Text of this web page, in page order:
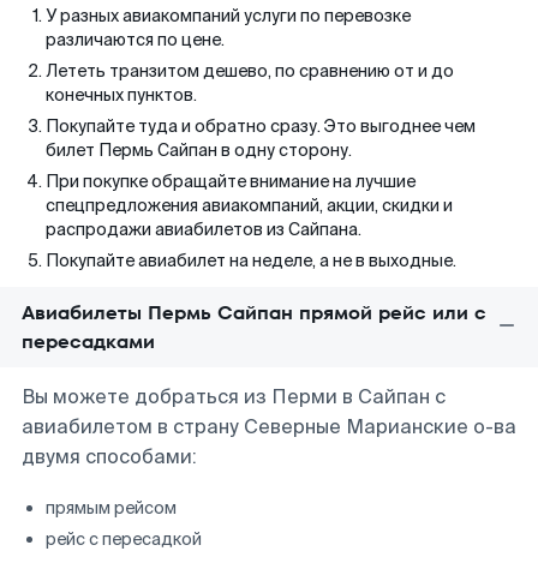
У разных авиакомпаний услуги по перевозке
различаются по цене.
Лететь транзитом дешево, по сравнению от и до
конечных пунктов.
Покупайте туда и обратно сразу. Это выгоднее чем
билет Пермь Сайпан в одну сторону.
При покупке обращайте внимание на лучшие
спецпредложения авиакомпаний, акции, скидки и
распродажи авиабилетов из Сайпана.
Покупайте авиабилет на неделе, а не в выходные.
Авиабилеты Пермь Сайпан прямой рейс или с
пересадками
Вы можете добраться из Перми в Сайпан с
авиабилетом в страну Северные Марианские о-ва
двумя способами:
прямым рейсом
рейс с пересадкой